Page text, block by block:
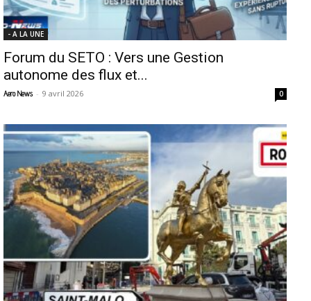
- A LA UNE
Forum du SETO : Vers une Gestion
autonome des flux et...
Aero News - 9 avril 2026 0